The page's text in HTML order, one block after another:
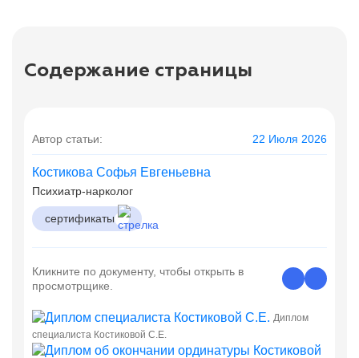
Содержание страницы
Автор статьи: 22 Июля 2026
Костикова Софья Евгеньевна
Психиатр-нарколог
сертификаты
Кликните по документу, чтобы открыть в
просмотрщике.
Диплом
специалиста Костиковой С.Е.